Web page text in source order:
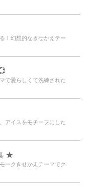
！幻想的なきせかえテー
で愛らしくて洗練された
アイスをモチーフにした
★
ークきせかえテーマでク